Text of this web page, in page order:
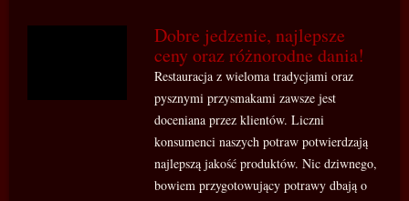
Dobre jedzenie, najlepsze
ceny oraz różnorodne dania!
Restauracja z wieloma tradycjami oraz
pysznymi przysmakami zawsze jest
doceniana przez klientów. Liczni
konsumenci naszych potraw potwierdzają
najlepszą jakość produktów. Nic dziwnego,
bowiem przygotowujący potrawy dbają o